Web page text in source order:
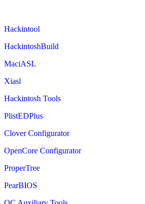
Hackintool
HackintoshBuild
MaciASL
Xiasl
Hackintosh Tools
PlistEDPlus
Clover Configurator
OpenCore Configurator
ProperTree
PearBIOS